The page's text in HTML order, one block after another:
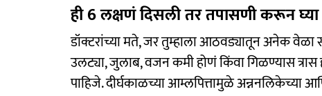
ही 6 लक्षणं दिसली तर तपासणी करून घ्या
डॉक्टरांच्या मते, जर तुम्हाला आठवड्यातून अनेक
उलट्या, जुलाब, वजन कमी होणं किंवा गिळण्यास
पाहिजे. दीर्घकाळच्या आम्लपित्तामुळे अन्ननलिकेच्या